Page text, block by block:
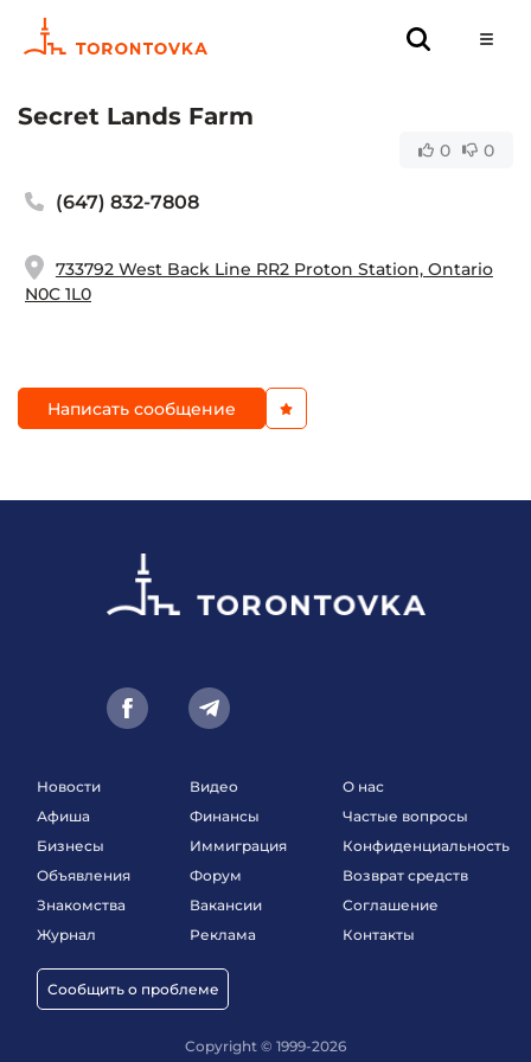
Secret Lands Farm
0 0
(647) 832-7808
733792 West Back Line RR2 Proton Station, Ontario
N0C 1L0
Написать сообщение
Новости
Афиша
Бизнесы
Объявления
Знакомства
Журнал
Сообщить о проблеме
Видео
Финансы
Иммиграция
Форум
Вакансии
Реклама
О нас
Частые вопросы
Конфиденциальность
Возврат средств
Соглашение
Контакты
Copyright © 1999-2026